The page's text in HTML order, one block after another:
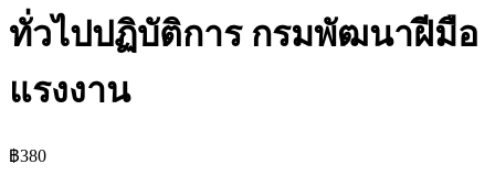
ทั่วไปปฏิบัติการ กรมพัฒนาฝีมือ
แรงงาน
฿380